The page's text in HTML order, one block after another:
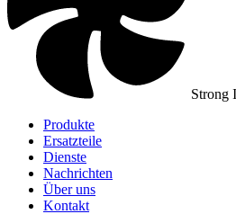
Strong
Produkte
Ersatzteile
Dienste
Nachrichten
Über uns
Kontakt